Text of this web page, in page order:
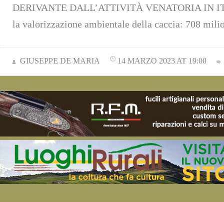
DERIVANTE DALL’ATTIVITÀ VENATORIA IN
la valorizzazione ambientale della caccia: 708
GIUSEPPE DE MARIA 14 MARZO 2023 AT 19:00